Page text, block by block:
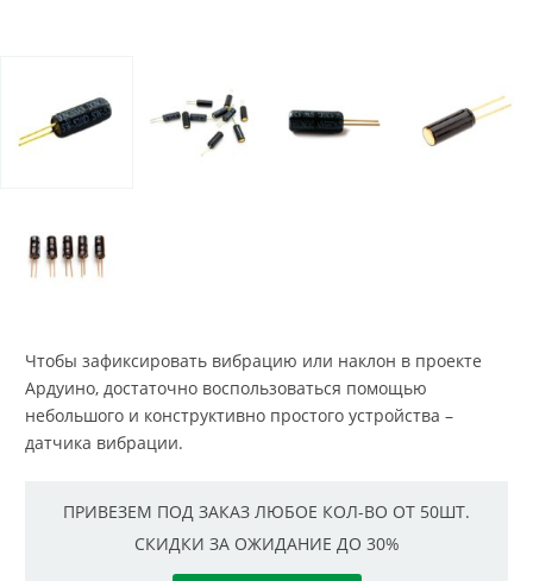
Чтобы зафиксировать вибрацию или наклон в проекте
Ардуино, достаточно воспользоваться помощью
небольшого и конструктивно простого устройства –
датчика вибрации.
ПРИВЕЗЕМ ПОД ЗАКАЗ ЛЮБОЕ КОЛ-ВО ОТ 50ШТ.
СКИДКИ ЗА ОЖИДАНИЕ ДО 30%